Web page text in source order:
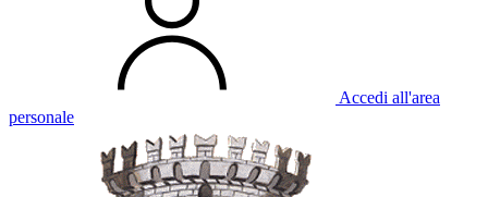
Accedi all'area
personale